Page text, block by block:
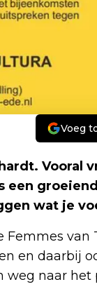
Voeg
Vooral
wat je
van
en daarbij
weg naar het